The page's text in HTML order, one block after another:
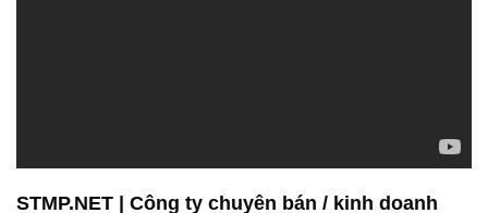
Công Ty Hóa Chất Đắc Trường Phát là đối tác đáng
tin cậy trong lĩnh vực PAC 28%-31%. Với cam kết
cung cấp giải pháp hóa chất toàn diện và chất